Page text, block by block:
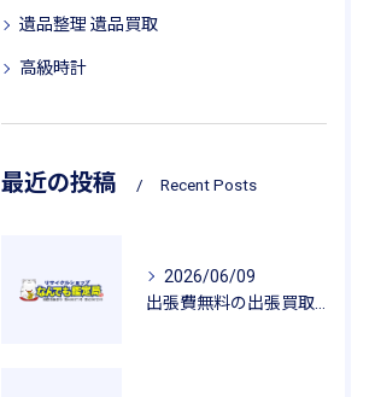
遺品整理 遺品買取
高級時計
最近の投稿 Recent Posts
2026/06/09